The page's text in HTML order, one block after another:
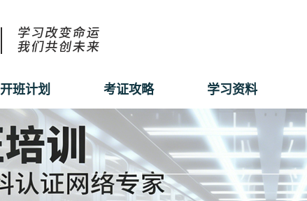
开班计划 考证攻略 学习资料